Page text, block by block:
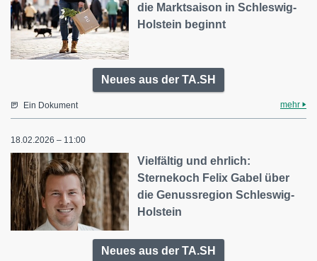
die Marktsaison in Schleswig-
Holstein beginnt
Neues aus der TA.SH
Ein Dokument mehr
18.02.2026 – 11:00
Vielfältig und ehrlich:
Sternekoch Felix Gabel über
die Genussregion Schleswig-
Holstein
Neues aus der TA.SH